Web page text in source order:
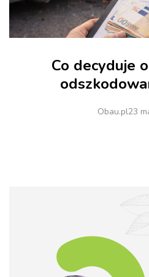
Co decyduje
Obau.pl23